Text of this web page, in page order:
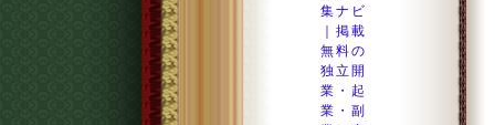
集ナビ
｜掲載
無料の
独立開
業・起
業・副